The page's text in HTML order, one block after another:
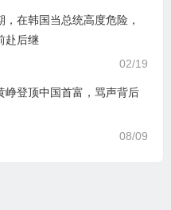
，在韩国当总统高度危险，
赴后继
02/19
峥登顶中国首富，骂声背后
08/09